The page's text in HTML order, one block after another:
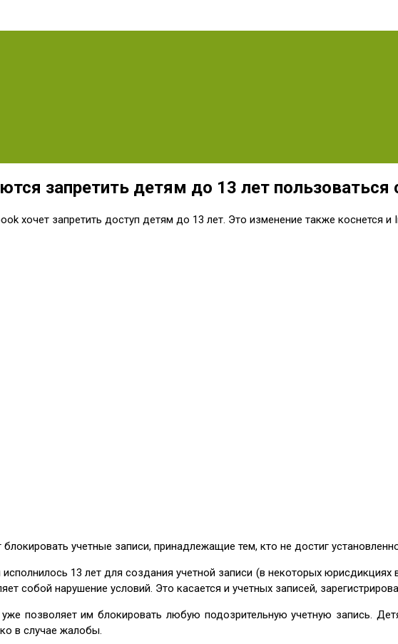
запретить детям до 13 лет
хочет запретить доступ детям до 13 лет. Это изменение также коснется
учетные записи, принадлежащие тем, кто не достиг
исполнилось 13 лет для создания учетной записи (в некоторых
собой нарушение условий. Это касается и учетных записей,
уже позволяет им блокировать любую подозрительную учетную запись.
в случае жалобы.